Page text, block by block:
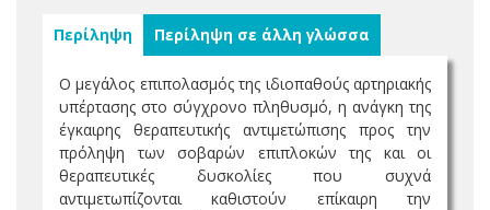
Περίληψη Περίληψη σε άλλη γλώσσα
Ο μεγάλος επιπολασμός της ιδιοπαθούς αρτηριακής
υπέρτασης στο σύγχρονο πληθυσμό, η ανάγκη της
έγκαιρης θεραπευτικής αντιμετώπισης προς την
πρόληψη των σοβαρών επιπλοκών της και οι
θεραπευτικές δυσκολίες που συχνά
αντιμετωπίζονται καθιστούν επίκαιρη την